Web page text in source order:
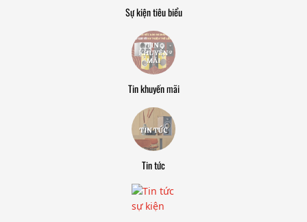
Sự kiện tiêu biểu
Tin khuyến mãi
Tin tức